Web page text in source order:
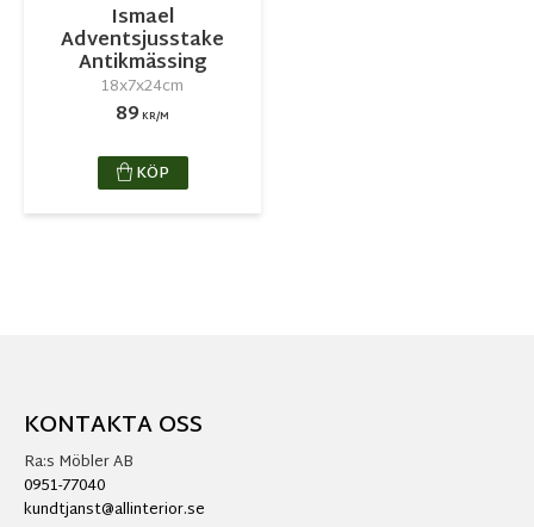
Ismael
Adventsjusstake
Antikmässing
18x7x24cm
89 KR/M
KÖP
KONTAKTA OSS
Ra:s Möbler AB
0951-77040
kundtjanst@allinterior.se